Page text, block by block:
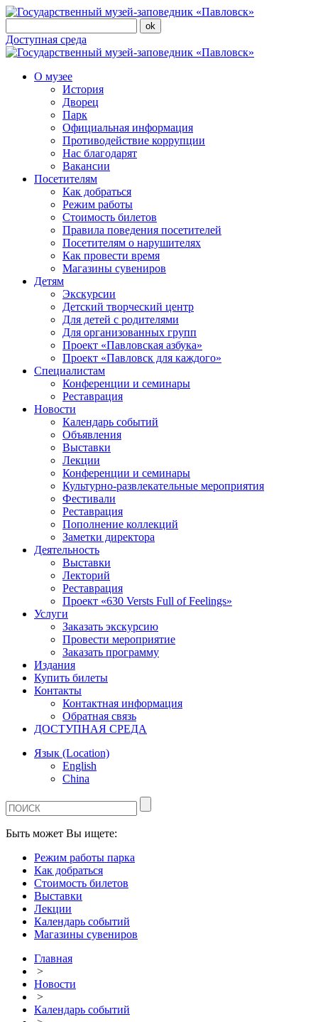
Доступная среда
О музее
История
Дворец
Парк
Официальная информация
Противодействие коррупции
Нас благодарят
Вакансии
Посетителям
Как добраться
Режим работы
Стоимость билетов
Правила поведения посетителей
Посетителям о нарушителях
Как провести время
Магазины сувениров
Детям
Экскурсии
Детский творческий центр
Для детей с родителями
Для организованных групп
Проект «Павловская азбука»
Проект «Павловск для каждого»
Специалистам
Конференции и семинары
Реставрация
Новости
Календарь событий
Объявления
Выставки
Лекции
Конференции и семинары
Культурно-развлекательные мероприятия
Фестивали
Реставрация
Пополнение коллекций
Заметки директора
Деятельность
Выставки
Лекторий
Реставрация
Проект «630 Versts Full of Feelings»
Услуги
Заказать экскурсию
Провести мероприятие
Заказать программу
Издания
Купить билеты
Контакты
Контактная информация
Обратная связь
ДОСТУПНАЯ СРЕДА
Язык (Location)
English
China
Быть может Вы ищете:
Режим работы парка
Как добраться
Стоимость билетов
Выставки
Лекции
Календарь событий
Магазины сувениров
Главная
>
Новости
>
Календарь событий